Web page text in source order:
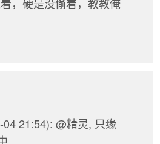
04 21:54): @精灵, 只缘